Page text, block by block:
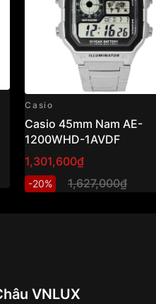
Casio
Casio 45mm Nam AE-
1200WHD-1AVDF
1,301,600₫
-20% 1,627,000₫
VNLUX